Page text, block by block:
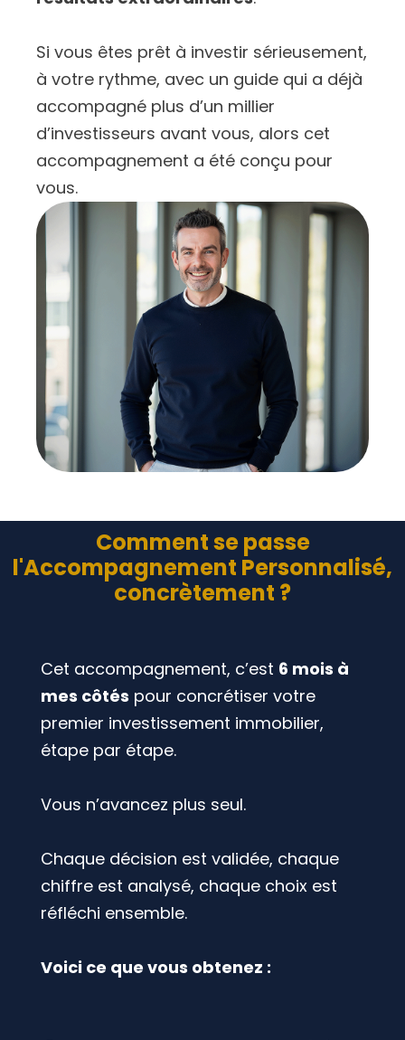
Si vous êtes prêt à investir sérieusement,
à votre rythme, avec un guide qui a déjà
accompagné plus d’un millier
d’investisseurs avant vous, alors cet
accompagnement a été conçu pour
vous.
Comment se passe
l'Accompagnement Personnalisé,
concrètement ?
Cet accompagnement, c’est 6 mois à
mes côtés pour concrétiser votre
premier investissement immobilier,
étape par étape.
Vous n’avancez plus seul.
Chaque décision est validée, chaque
chiffre est analysé, chaque choix est
réfléchi ensemble.
Voici ce que vous obtenez :